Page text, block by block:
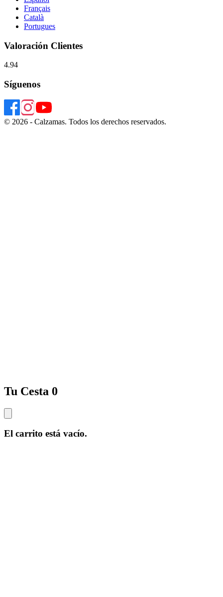
Français
Català
Portugues
Valoración Clientes
4.94
Síguenos
© 2026 - Calzamas. Todos los derechos reservados.
Tu Cesta 0
El carrito está vacío.